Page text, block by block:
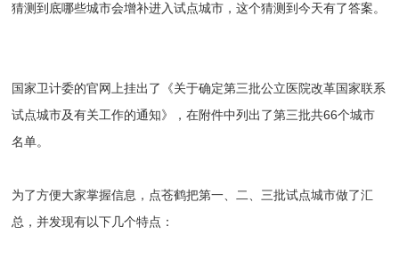
猜测到底哪些城市会增补进入试点城市，这个猜测到今天有了答案。
国家卫计委的官网上挂出了《关于确定第三批公立医院改革国家联系
试点城市及有关工作的通知》，在附件中列出了第三批共66个城市
名单。
为了方便大家掌握信息，点苍鹤把第一、二、三批试点城市做了汇
总，并发现有以下几个特点：